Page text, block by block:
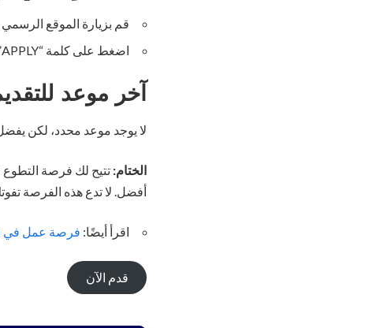
قم بزيارة الموقع
اضغط على كلمة “APPLY” واملأ النموذج بالمعلومات المطلوبة.
آخر موعد
لا يوجد موعد محدد، لكن يفضل التقديم قبل 31 مايو 2024
الختام: تتيح لك فرصة التطوع
أفضل. لا تدع هذه الفرصة
اقرأ أيضًا: فرصة عمل في
قدم الآن